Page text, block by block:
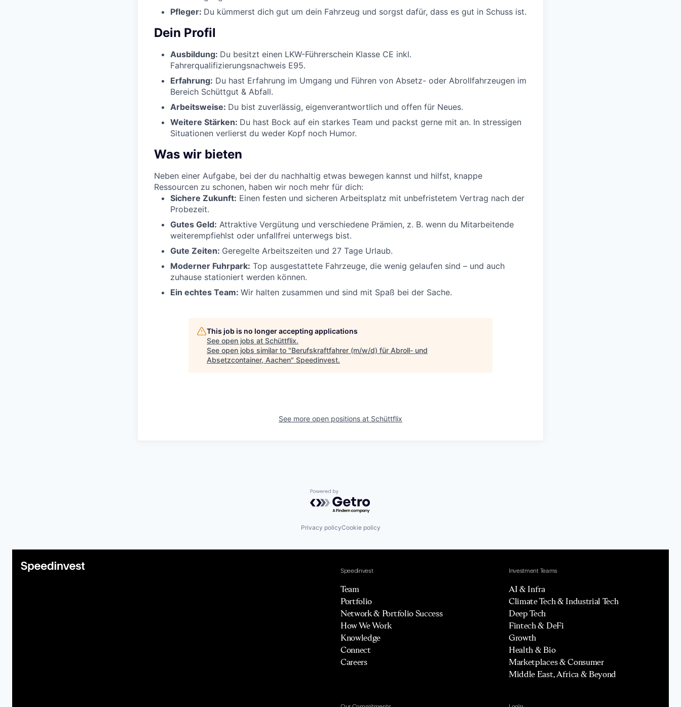
Pfleger: Du kümmerst dich gut um dein Fahrzeug und sorgst dafür, dass es gut in Schuss ist.
Dein Profil
Ausbildung: Du besitzt einen LKW-Führerschein Klasse CE inkl.
Fahrerqualifizierungsnachweis E95.
Erfahrung: Du hast Erfahrung im Umgang und Führen von Absetz- oder Abrollfahrzeugen im
Bereich Schüttgut & Abfall.
Arbeitsweise: Du bist zuverlässig, eigenverantwortlich und offen für Neues.
Weitere Stärken: Du hast Bock auf ein starkes Team und packst gerne mit an. In stressigen
Situationen verlierst du weder Kopf noch Humor.
Was wir bieten
Neben einer Aufgabe, bei der du nachhaltig etwas bewegen kannst und hilfst, knappe
Ressourcen zu schonen, haben wir noch mehr für dich:
Sichere Zukunft: Einen festen und sicheren Arbeitsplatz mit unbefristetem Vertrag nach der
Probezeit.
Gutes Geld: Attraktive Vergütung und verschiedene Prämien, z. B. wenn du Mitarbeitende
weiterempfiehlst oder unfallfrei unterwegs bist.
Gute Zeiten: Geregelte Arbeitszeiten und 27 Tage Urlaub.
Moderner Fuhrpark: Top ausgestattete Fahrzeuge, die wenig gelaufen sind – und auch
zuhause stationiert werden können.
Ein echtes Team: Wir halten zusammen und sind mit Spaß bei der Sache.
This job is no longer accepting applications
See open jobs at Schüttflix.
See open jobs similar to "Berufskraftfahrer (m/w/d) für Abroll- und
Absetzcontainer, Aachen" Speedinvest.
See more open positions at Schüttflix
Powered by Getro.com
Privacy policyCookie policy
Speedinvest
Team
Portfolio
Network & Portfolio Success
How We Work
Knowledge
Connect
Careers
Investment Teams
AI & Infra
Climate Tech & Industrial Tech
Deep Tech
Fintech & DeFi
Growth
Health & Bio
Marketplaces & Consumer
Middle East, Africa & Beyond